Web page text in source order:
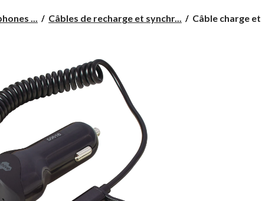
... Câbles de recharge et synchr...
Câble
Câble charge